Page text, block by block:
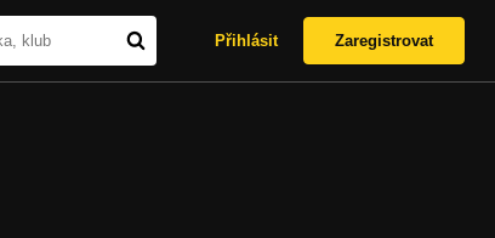
Přihlásit Zaregistrovat